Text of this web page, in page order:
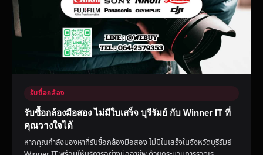
รับซื้อกล้อง
รับซื้อกล้องมือสอง ไม่มีใบเสร็จ บุรีรัมย์ กับ Winner IT ที่
คุณวางใจได้
หากคุณกำลังมองหาที่รับซื้อกล้องมือสอง ไม่มีใบเสร็จในจังหวัดบุรีรัมย์